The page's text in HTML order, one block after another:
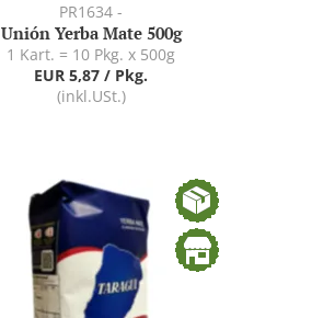
PR1634 -
Unión Yerba Mate 500g
1 Kart. = 10 Pkg. x 500g
EUR 5,87 / Pkg.
(inkl.USt.)